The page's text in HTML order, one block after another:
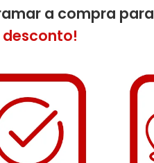
a compra para